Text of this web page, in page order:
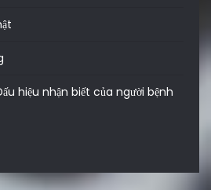
hiệu nhận biết của người bệnh